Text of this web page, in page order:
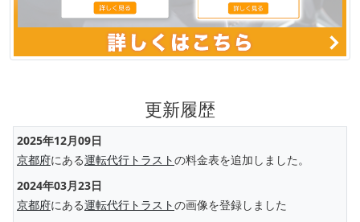
更新履歴
2025年12月09日
京都府にある運転代行トラストの料金表を追加しました。
2024年03月23日
京都府にある運転代行トラストの画像を登録しました